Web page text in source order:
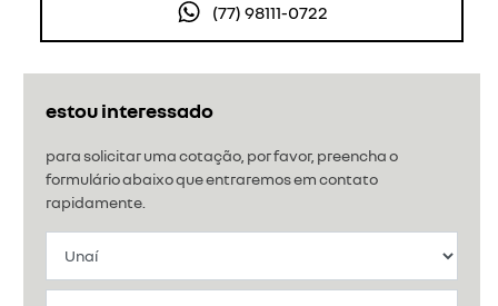
estou interessado
para solicitar uma cotação, por favor, preencha o
formulário abaixo que entraremos em contato
rapidamente.
(77) 98111-0722